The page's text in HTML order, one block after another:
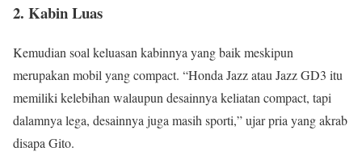
2. Kabin Luas
Kemudian soal keluasan kabinnya yang baik meskipun
merupakan mobil yang compact. “Honda Jazz atau Jazz GD3 itu
memiliki kelebihan walaupun desainnya keliatan compact, tapi
dalamnya lega, desainnya juga masih sporti,” ujar pria yang akrab
disapa Gito.